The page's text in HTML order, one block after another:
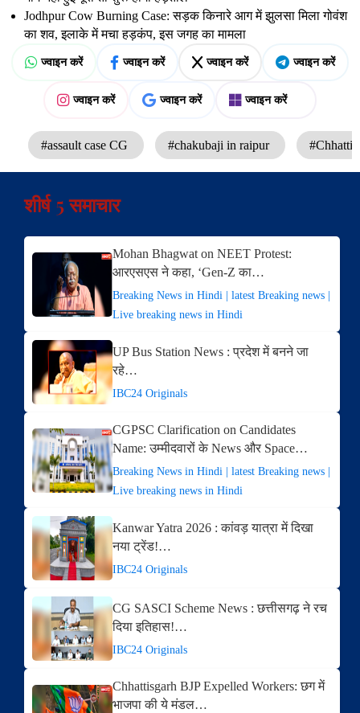
Jodhpur Cow Burning Case: सड़क किनारे आग में झुलसा मिला गोवंश
का शव, इलाके में मचा हड़कंप, इस जगह का मामला
ज्वाइन करें ज्वाइन करें ज्वाइन करें ज्वाइन करें
ज्वाइन करें ज्वाइन करें ज्वाइन करें
#assault case CG #chakubaji in raipur
शीर्ष 5 समाचार
Mohan Bhagwat on NEET Protest:
आरएसएस ने कहा, ‘Gen-Z का…
Breaking News in Hindi | latest Breaking news |
Live breaking news in Hindi
UP Bus Station News : प्रदेश में बनने जा
रहे…
IBC24 Originals
CGPSC Clarification on Candidates
Name: उम्मीदवारों के News और Space…
Breaking News in Hindi | latest Breaking news |
Live breaking news in Hindi
Kanwar Yatra 2026 : कांवड़ यात्रा में दिखा
नया ट्रेंड!…
IBC24 Originals
CG SASCI Scheme News : छत्तीसगढ़ ने रच
दिया इतिहास!…
IBC24 Originals
Chhattisgarh BJP Expelled Workers: छग में
भाजपा की ये मंडल…